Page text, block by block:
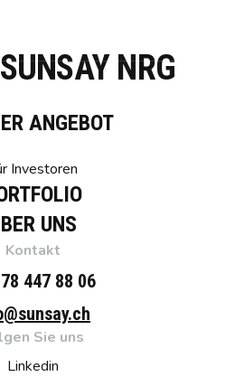
SUNSAY NRG
ANGEBOT
Investoren
UNS
Kontakt
447 88 06
Sie uns
Linkedin